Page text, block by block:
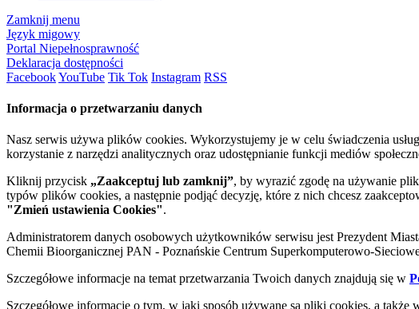
Zamknij menu
Język migowy
Portal Niepełnosprawność
Deklaracja dostępności
FacebookYouTube Tik Tok Instagram RSS
Informacja o przetwarzaniu danych
Nasz serwis używa plików cookies. Wykorzystujemy je w celu świadczenia
korzystanie z narzędzi analitycznych oraz udostępnianie funkcji mediów
Kliknij przycisk „Zaakceptuj lub zamknij”, by wyrazić zgodę na używanie
typów plików cookies, a następnie podjąć decyzję, które z nich chcesz
"Zmień ustawienia Cookies".
Administratorem danych osobowych użytkowników serwisu jest Prezydent
Chemii Bioorganicznej PAN - Poznańskie Centrum Superkomputerowo-
Szczegółowe informacje na temat przetwarzania Twoich danych znajdują się w
Szczegółowe informacje o tym, w jaki sposób używane są pliki cookies, a